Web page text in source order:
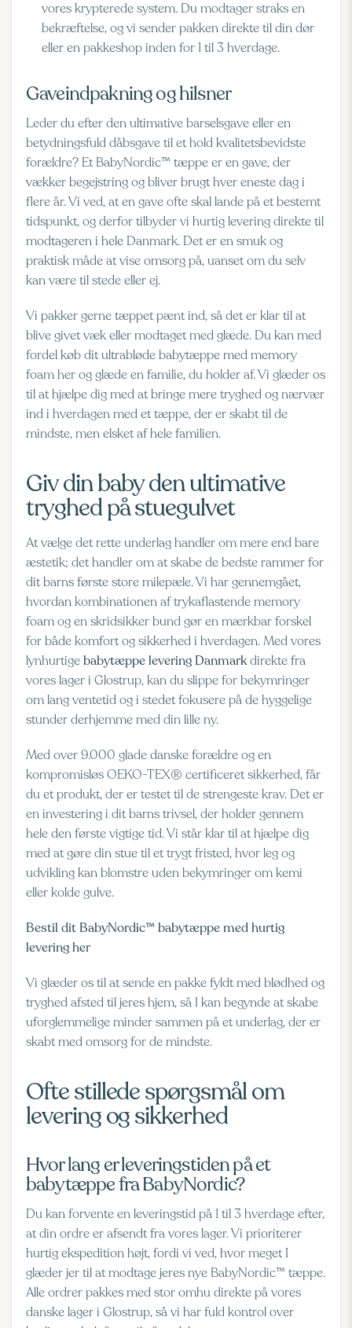
vores krypterede system. Du modtager straks en
bekræftelse, og vi sender pakken direkte til din dør
eller en pakkeshop inden for 1 til 3 hverdage.
Gaveindpakning og hilsner
Leder du efter den ultimative barselsgave eller en
betydningsfuld dåbsgave til et hold kvalitetsbevidste
forældre? Et BabyNordic™ tæppe er en gave, der
vækker begejstring og bliver brugt hver eneste dag i
flere år. Vi ved, at en gave ofte skal lande på et bestemt
tidspunkt, og derfor tilbyder vi hurtig levering direkte til
modtageren i hele Danmark. Det er en smuk og
praktisk måde at vise omsorg på, uanset om du selv
kan være til stede eller ej.
Vi pakker gerne tæppet pænt ind, så det er klar til at
blive givet væk eller modtaget med glæde. Du kan med
fordel køb dit ultrabløde babytæppe med memory
foam her og glæde en familie, du holder af. Vi glæder os
til at hjælpe dig med at bringe mere tryghed og nærvær
ind i hverdagen med et tæppe, der er skabt til de
mindste, men elsket af hele familien.
Giv din baby den ultimative
tryghed på stuegulvet
At vælge det rette underlag handler om mere end bare
æstetik; det handler om at skabe de bedste rammer for
dit barns første store milepæle. Vi har gennemgået,
hvordan kombinationen af trykaflastende memory
foam og en skridsikker bund gør en mærkbar forskel
for både komfort og sikkerhed i hverdagen. Med vores
lynhurtige babytæppe levering Danmarkdirekte fra
vores lager i Glostrup, kan du slippe for bekymringer
om lang ventetid og i stedet fokusere på de hyggelige
stunder derhjemme med din lille ny.
Med over 9.000 glade danske forældre og en
kompromisløs OEKO-TEX® certificeret sikkerhed, får
du et produkt, der er testet til de strengeste krav. Det er
en investering i dit barns trivsel, der holder gennem
hele den første vigtige tid. Vi står klar til at hjælpe dig
med at gøre din stue til et trygt fristed, hvor leg og
udvikling kan blomstre uden bekymringer om kemi
eller kolde gulve.
Bestil dit BabyNordic™ babytæppe med hurtig
levering her
Vi glæder os til at sende en pakke fyldt med blødhed og
tryghed afsted til jeres hjem, så I kan begynde at skabe
uforglemmelige minder sammen på et underlag, der er
skabt med omsorg for de mindste.
Ofte stillede spørgsmål om
levering og sikkerhed
Hvor lang er leveringstiden på et
babytæppe fra BabyNordic?
Du kan forvente en leveringstid på 1 til 3 hverdage efter,
at din ordre er afsendt fra vores lager. Vi prioriterer
hurtig ekspedition højt, fordi vi ved, hvor meget I
glæder jer til at modtage jeres nye BabyNordic™ tæppe.
Alle ordrer pakkes med stor omhu direkte på vores
danske lager i Glostrup, så vi har fuld kontrol over